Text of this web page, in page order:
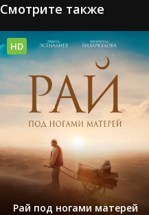
Смотрите также
Рай под ногами матерей
HD